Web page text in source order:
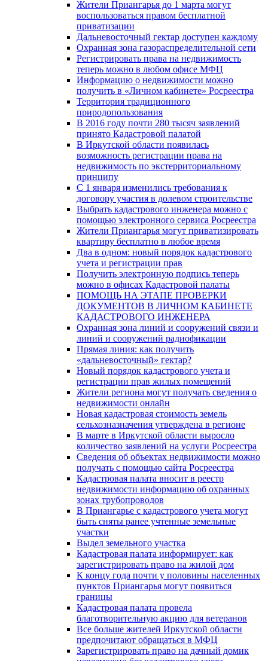
Жители Приангарья до 1 марта могут
воспользоваться правом бесплатной
приватизации
Дальневосточный гектар доступен каждому
Охранная зона газораспределительной сети
Регистрировать права на недвижимость
теперь можно в любом офисе МФЦ
Информацию о недвижимости можно
получить в «Личном кабинете» Росреестра
Территория традиционного
природопользования
В 2016 году почти 280 тысяч заявлений
принято Кадастровой палатой
В Иркутской области появилась
возможность регистрации права на
недвижимость по экстерриториальному
принципу
C 1 января изменились требования к
договору участия в долевом строительстве
Выбрать кадастрового инженера можно с
помощью электронного сервиса Росреестра
Жители Приангарья могут приватизировать
квартиру бесплатно в любое время
Два в одном: новый порядок кадастрового
учета и регистрации прав
Получить электронную подпись теперь
можно в офисах Кадастровой палаты
ПОМОЩЬ НА ЭТАПЕ ПРОВЕРКИ
ДОКУМЕНТОВ В ЛИЧНОМ КАБИНЕТЕ
КАДАСТРОВОГО ИНЖЕНЕРА
Охранная зона линий и сооружений связи и
линий и сооружений радиофикации
Прямая линия: как получить
«дальневосточный» гектар?
Новый порядок кадастрового учета и
регистрации прав жилых помещений
Жители региона могут получать сведения о
недвижимости онлайн
Новая кадастровая стоимость земель
сельхозназначения утверждена в регионе
В марте в Иркутской области выросло
количество заявлений на услуги Росреестра
Сведения об объектах недвижимости можно
получать с помощью сайта Росреестра
Кадастровая палата вносит в реестр
недвижимости информацию об охранных
зонах трубопроводов
В Приангарье с кадастрового учета могут
быть сняты ранее учтенные земельные
участки
Выдел земельного участка
Кадастровая палата информирует: как
зарегистрировать право на жилой дом
К концу года почти у половины населенных
пунктов Приангарья могут появиться
границы
Кадастровая палата провела
благотворительную акцию для ветеранов
Все больше жителей Иркутской области
предпочитают обращаться в МФЦ
Зарегистрировать право на дачный домик